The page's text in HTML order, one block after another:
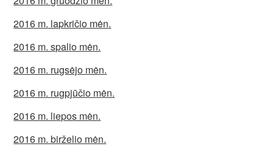
2016 m. lapkričio mėn.
2016 m. spalio mėn.
2016 m. rugsėjo mėn.
2016 m. rugpjūčio mėn.
2016 m. liepos mėn.
2016 m. birželio mėn.